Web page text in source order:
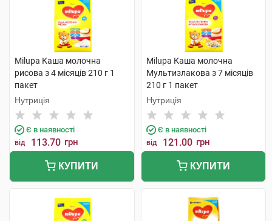
Milupa Каша молочна
рисова з 4 місяців 210 г 1
пакет
Нутриція
Є в наявності
від 113.70 грн
КУПИТИ
Milupa Каша молочна
Мультизлакова з 7 місяців
210 г 1 пакет
Нутриція
Є в наявності
від 121.00 грн
КУПИТИ